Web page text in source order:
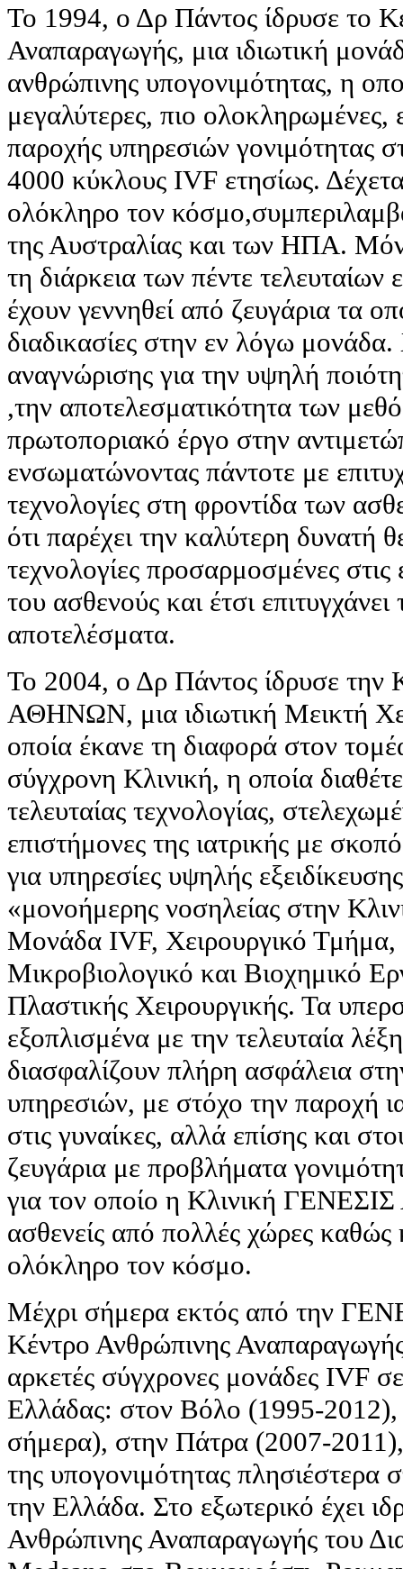
Το 1994, ο Δρ Πάντος ίδρυσε το
Αναπαραγωγής, μια ιδιωτική
ανθρώπινης υπογονιμότητας, η
μεγαλύτερες, πιο ολοκληρωμένες,
παροχής υπηρεσιών γονιμότητας
4000 κύκλους IVF ετησίως.
ολόκληρο τον
της Αυστραλίας και των ΗΠΑ.
τη διάρκεια των πέντε
έχουν γεννηθεί από ζευγάρια τα
διαδικασίες στην εν λόγω μονάδα.
αναγνώρισης για την υψηλή
,την αποτελεσματικότητα των
πρωτοποριακό έργο στην
ενσωματώνοντας πάντοτε με
τεχνολογίες στη φροντίδα των
ότι παρέχει την καλύτερη δυνατή
τεχνολογίες προσαρμοσμένες στις
του ασθενούς και έτσι
αποτελέσματα.
Το 2004, ο Δρ Πάντος ίδρυσε την
ΑΘΗΝΩΝ, μια ιδιωτική Μεικτή
οποία έκανε τη διαφορά στον
σύγχρονη Κλινική, η οποία
τελευταίας τεχνολογίας,
επιστήμονες της ιατρικής με
για υπηρεσίες υψηλής
«μονοήμερης νοσηλείας στην
Μονάδα IVF, Χειρουργικό Τμήμα,
Μικροβιολογικό και Βιοχημικό
Πλαστικής Χειρουργικής. Τα
εξοπλισμένα με την τελευταία
διασφαλίζουν πλήρη ασφάλεια
υπηρεσιών, με στόχο την παροχή
στις γυναίκες, αλλά επίσης και
ζευγάρια με προβλήματα
για τον οποίο η Κλινική
ασθενείς από πολλές χώρες καθώς
ολόκληρο τον κόσμο.
Μέχρι σήμερα εκτός από την
Κέντρο Ανθρώπινης
αρκετές σύγχρονες μονάδες IVF
Ελλάδας: στον Βόλο (1995-2012),
σήμερα), στην Πάτρα (2007-2011),
της υπογονιμότητας πλησιέστερα
την Ελλάδα. Στο εξωτερικό έχει
Ανθρώπινης Αναπαραγωγής του